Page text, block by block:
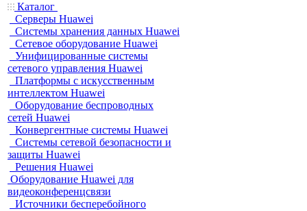
Каталог
Серверы Huawei
Системы хранения данных Huawei
Сетевое оборудование Huawei
Унифицированные системы
сетевого управления Huawei
Платформы с искусственным
интеллектом Huawei
Оборудование беспроводных
сетей Huawei
Конвергентные системы Huawei
Системы сетевой безопасности и
защиты Huawei
Решения Huawei
Оборудование Huawei для
видеоконференцсвязи
Источники бесперебойного